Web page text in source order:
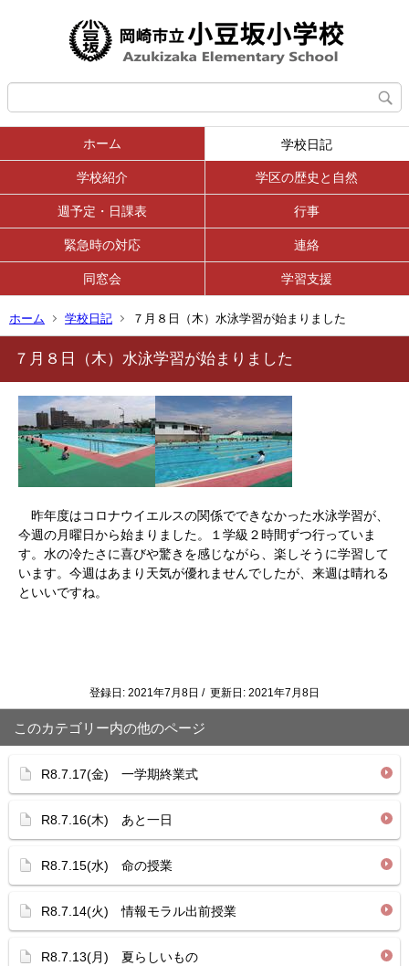
ホーム 学校日記
学校紹介 学区の歴史と自然
週予定・日課表 行事
緊急時の対応 連絡
同窓会 学習支援
ホーム 学校日記 ７月８日（木）水泳学習が始まりました
７月８日（木）水泳学習が始まりました
昨年度はコロナウイエルスの関係でできなかった水泳学習が、
今週の月曜日から始まりました。１学級２時間ずつ行っていま
す。水の冷たさに喜びや驚きを感じながら、楽しそうに学習して
います。今週はあまり天気が優れませんでしたが、来週は晴れる
といいですね。
登録日: 2021年7月8日 / 更新日: 2021年7月8日
このカテゴリー内の他のページ
R8.7.17(金) 一学期終業式
R8.7.16(木) あと一日
R8.7.15(水) 命の授業
R8.7.14(火) 情報モラル出前授業
R8.7.13(月) 夏らしいもの